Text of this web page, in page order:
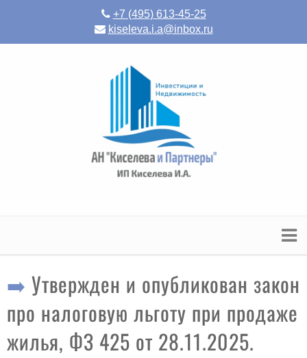
+7 (495) 613-45-25
kiseleva.i.a@inbox.ru
➡️ Утвержден и опубликован закон
про налоговую льготу при продаже
жилья, ФЗ 425 от 28.11.2025.